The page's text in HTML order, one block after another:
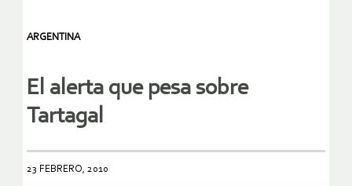
ARGENTINA
El alerta que pesa sobre
Tartagal
23 FEBRERO, 2010